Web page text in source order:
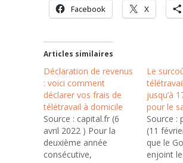
Facebook X
Articles similaires
Déclaration de revenus
: voici comment
déclarer vos frais de
télétravail à domicile
Source : capital.fr (6
avril 2022 ) Pour la
deuxième année
consécutive,
Le
jusqu’à
pour le
Source :
(11
que le
enjoint